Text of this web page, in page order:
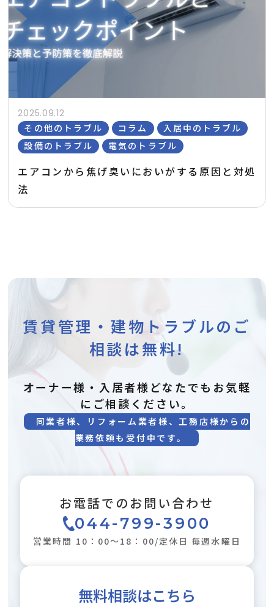
2025.09.12
その他のトラブル
コラム
入居中のトラブル
設備のトラブル
電気のトラブル
エアコンから焦げ臭いにおいがする原因と対処
法
賃貸管理・建物トラブルのご
相談は無料!
オーナー様・入居者様どなたでもお気軽
にご相談ください。
同業者様、リフォーム業者様、工務店様からの
業務依頼も受付中です。
お電話でのお問い合わせ
044-799-3900
営業時間 10：00～18：00/定休日 毎週水曜日
無料相談はこちら